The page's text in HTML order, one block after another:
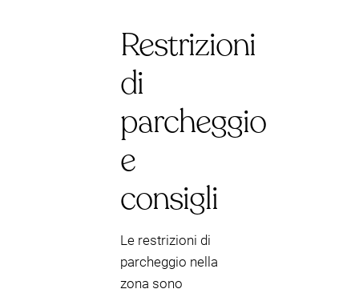
Restrizioni
di
parcheggio
e
consigli
Le restrizioni di
parcheggio nella
zona sono